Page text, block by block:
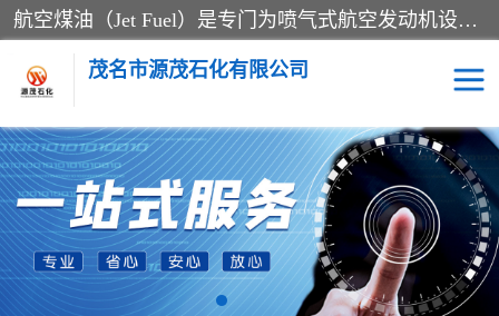
航空煤油（Jet Fuel）是专门为喷气式航空发动机设计的高纯度燃料，主要分为Jet A、Jet A-1和Jet B等类型。其特点是闪点高、低温流动性好，并添加了抗静电剂和抗氧化剂以确保飞行安全。航空煤油需
茂名市源茂石化有限公司
RP3航空煤油 D20+D30溶剂油
D40+D60溶剂油 D80+D100溶剂油
6号+120号溶剂油 260号溶剂油